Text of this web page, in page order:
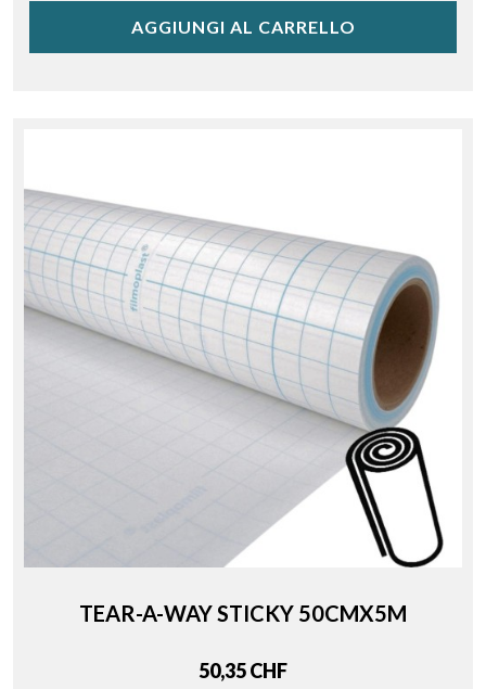
AGGIUNGI AL CARRELLO
TEAR-A-WAY STICKY 50CMX5M
Price
50,35 CHF